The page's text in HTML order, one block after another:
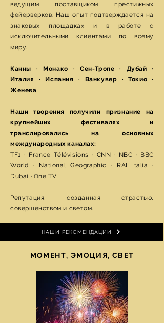
ведущим поставщиком престижных
фейерверков. Наш опыт подтверждается на
знаковых площадках и в работе с
исключительными клиентами по всему
миру.
Канны · Монако · Сен-Тропе · Дубай ·
Италия · Испания · Ванкувер · Токио ·
Женева
Наши творения получили признание на
крупнейших фестивалях и
транслировались на основных
международных каналах:
TF1 · France Télévisions · CNN · NBC · BBC
World · National Geographic · RAI Italia ·
Dubai · One TV
Репутация, созданная страстью,
совершенством и светом.
НАШИ РЕКОМЕНДАЦИИ
МОМЕНТ, ЭМОЦИЯ, СВЕТ